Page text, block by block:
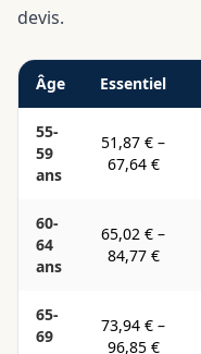
devis.
Âge Essentiel
55-
59
ans
51,87 € –
67,64 €
60-
64
ans
65,02 € –
84,77 €
65-
69
73,94 € –
96,85 €